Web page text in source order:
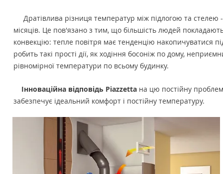
Дратівлива різниця температур між підлогою та
місяців. Це пов'язано з тим, що більшість людей
конвекцію: тепле повітря має тенденцію накопичуватися
робить такі прості дії, як ходіння босоніж по дому,
рівномірної температури по всьому будинку.
Інноваційна відповідь Piazzetta на цю постійну
забезпечує ідеальний комфорт і постійну температуру.